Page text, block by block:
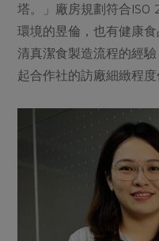
塔。」廠房規劃符合ISO
環境的昱倫，也有健康食
清真潔食製造流程的經
起合作社的訪廠細緻程度